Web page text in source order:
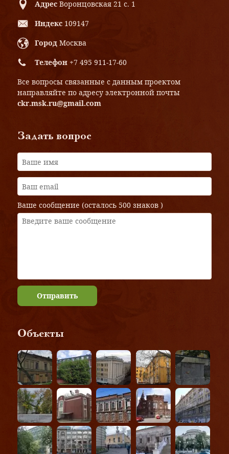
Адрес Воронцовская 21 с. 1
Индекс 109147
Город Москва
Телефон +7 495 911-17-60
Все вопросы связанные с данным проектом
направляйте по адресу электронной почты
ckr.msk.ru@gmail.com
Задать вопрос
Ваше сообщение (осталось 500 знаков )
Отправить
Объекты